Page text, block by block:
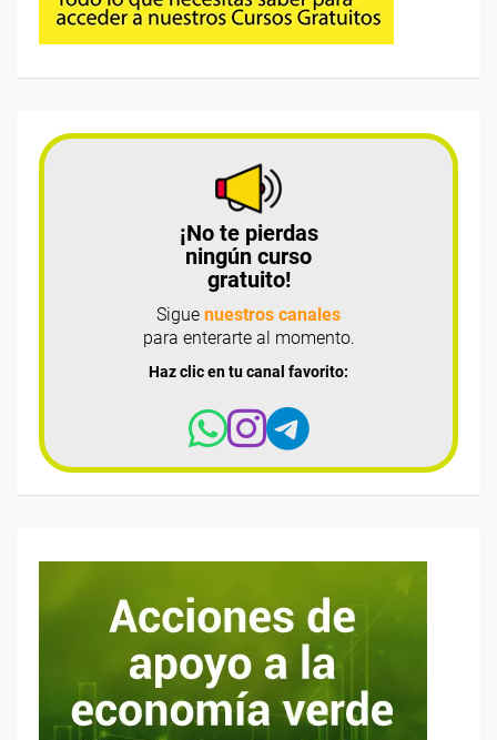
¡No te pierdas
ningún curso
gratuito!
Sigue nuestros canales
para enterarte al momento.
Haz clic en tu canal favorito: